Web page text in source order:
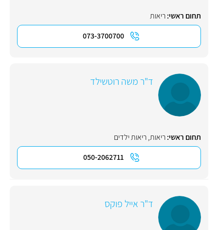
תחום ראשי:ריאות
073-3700700
ד"ר משה רוטשילד
תחום ראשי:ריאות,ריאות ילדים
050-2062711
ד"ר אייל פוקס